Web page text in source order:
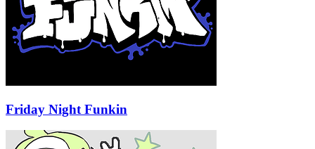
Friday Night Funkin